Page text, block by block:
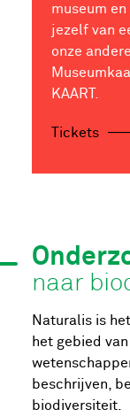
naar
Naturalis is
het gebied
beschrijven,
biodiversiteit.
museum
jezelf van
onze
KAART.
Tickets